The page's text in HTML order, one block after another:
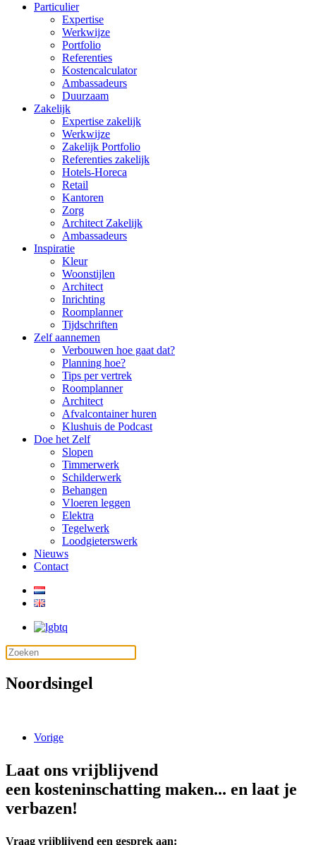
Particulier
Expertise
Werkwijze
Portfolio
Referenties
Kostencalculator
Ambassadeurs
Duurzaam
Zakelijk
Expertise zakelijk
Werkwijze
Zakelijk Portfolio
Referenties zakelijk
Hotels-Horeca
Retail
Kantoren
Zorg
Architect Zakelijk
Ambassadeurs
Inspiratie
Kleur
Woonstijlen
Architect
Inrichting
Roomplanner
Tijdschriften
Zelf aannemen
Verbouwen hoe gaat dat?
Planning hoe?
Tips per vertrek
Roomplanner
Architect
Afvalcontainer huren
Klushuis de Podcast
Doe het Zelf
Slopen
Timmerwerk
Schilderwerk
Behangen
Vloeren leggen
Elektra
Tegelwerk
Loodgieterswerk
Nieuws
Contact
Noordsingel
Vorige
Laat ons vrijblijvend
een kosteninschatting maken... en laat je
verbazen!
Vraag vrijblijvend een gesprek aan: